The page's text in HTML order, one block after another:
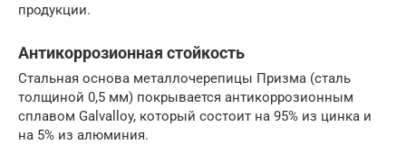
продукции.
Антикоррозионная стойкость
Стальная основа металлочерепицы Призма (сталь
толщиной 0,5 мм) покрывается антикоррозионным
сплавом Galvalloy, который состоит на 95% из цинка и
на 5% из алюминия.